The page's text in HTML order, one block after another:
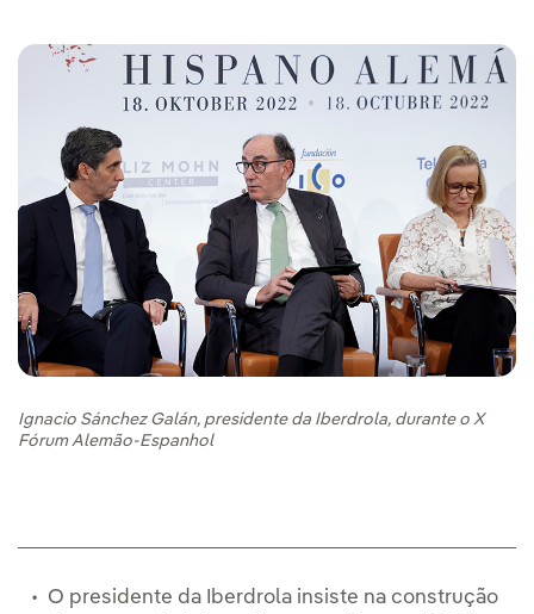
Ignacio Sánchez Galán, presidente da Iberdrola, durante o X
Fórum Alemão-Espanhol
O presidente da Iberdrola insiste na construção